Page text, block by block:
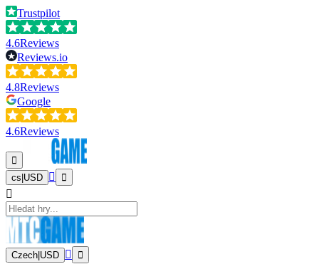
Trustpilot
4.6Reviews
Reviews.io
4.8Reviews
Google
4.6Reviews
cs USD
Czech USD